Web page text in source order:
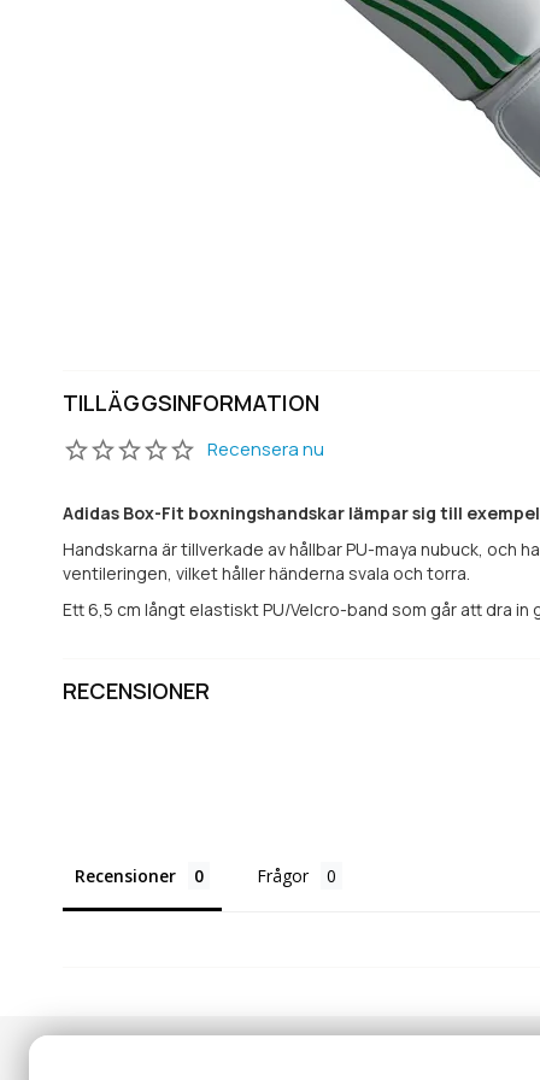
TILLÄGGSINFORMATION
Recensera nu
Adidas Box-Fit boxningshandskar lämpar sig till
Handskarna är tillverkade av hållbar PU-maya nubuck,
ventileringen, vilket håller händerna svala och torra.
Ett 6,5 cm långt elastiskt PU/Velcro-band som går att dra in
RECENSIONER
Recensioner Frågor